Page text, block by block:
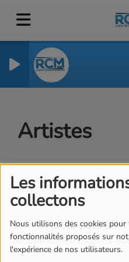
Les
collectons
Nous utilisons des cookies
fonctionnalités proposés sur
l'expérience de nos utilisateurs.
Artistes
Tous 0-9 A B C
K
L M N